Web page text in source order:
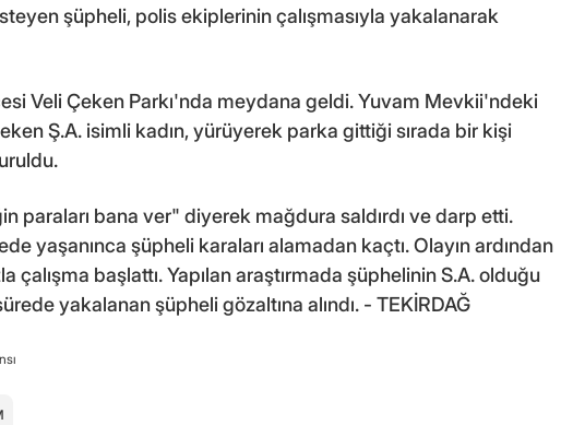
şüpheli, polis ekiplerinin çalışmasıyla yakalanarak
Veli Çeken Parkı'nda meydana geldi. Yuvam Mevkii'ndeki
Ş.A. isimli kadın, yürüyerek parka gittiği sırada bir kişi
paraları bana ver" diyerek mağdura saldırdı ve darp etti.
yaşanınca şüpheli karaları alamadan kaçtı. Olayın ardından
çalışma başlattı. Yapılan araştırmada şüphelinin S.A. olduğu
yakalanan şüpheli gözaltına alındı. - TEKİRDAĞ